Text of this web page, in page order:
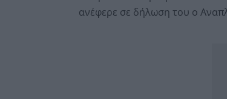
ανέφερε σε δήλωση του ο